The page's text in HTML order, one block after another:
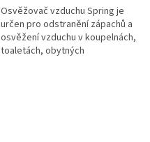
Osvěžovač vzduchu Spring je
určen pro odstranění zápachů a
osvěžení vzduchu v koupelnách,
toaletách, obytných